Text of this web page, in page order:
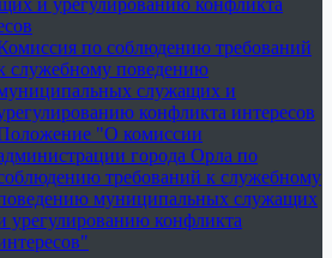
и урегулированию конфликта
по соблюдению требований
служебному поведению
служащих и
конфликта интересов
"О комиссии
города Орла по
требований к служебному
муниципальных служащих
урегулированию конфликта